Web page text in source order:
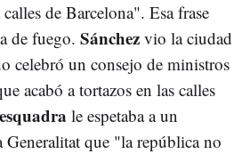
de Barcelona". Esa frase
de fuego. Sánchez vio la ciudad
celebró un consejo de ministros
acabó a tortazos en las calles
le espetaba a un
Generalitat que "la república no